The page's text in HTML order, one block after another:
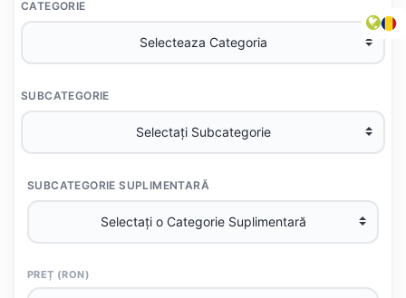
CATEGORIE
SUBCATEGORIE
SUBCATEGORIE SUPLIMENTARĂ
PREȚ (RON)